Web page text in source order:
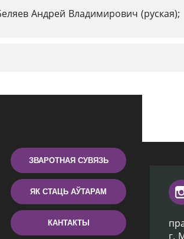
Андрей Владимирович (руская);
ЗВАРОТНАЯ СУВЯЗЬ
ЯК СТАЦЬ АЎТАРАМ
КАНТАКТЫ
г.